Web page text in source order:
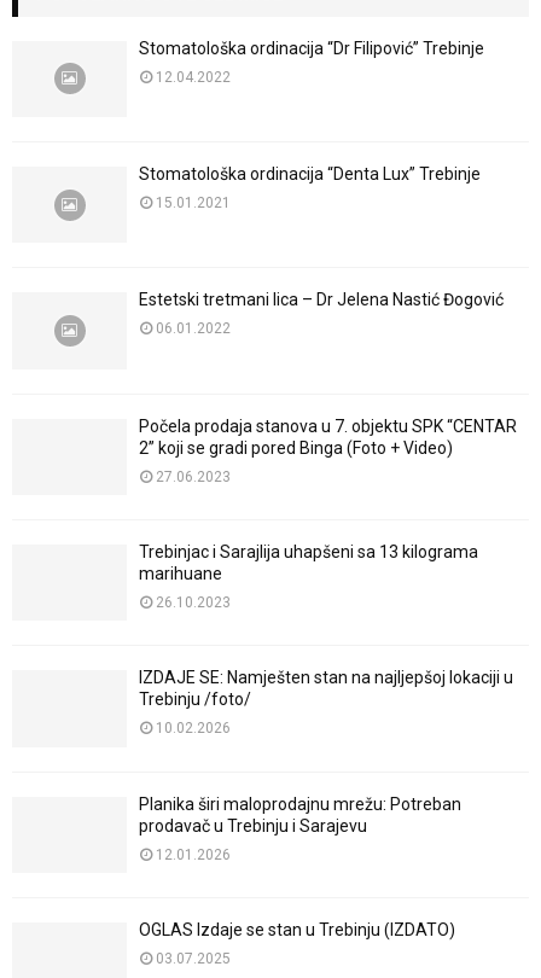
Stomatološka ordinacija “Dr Filipović” Trebinje
12.04.2022
Stomatološka ordinacija “Denta Lux” Trebinje
15.01.2021
Estetski tretmani lica – Dr Jelena Nastić Đogović
06.01.2022
Počela prodaja stanova u 7. objektu SPK “CENTAR
2” koji se gradi pored Binga (Foto + Video)
27.06.2023
Trebinjac i Sarajlija uhapšeni sa 13 kilograma
marihuane
26.10.2023
IZDAJE SE: Namješten stan na najljepšoj lokaciji u
Trebinju /foto/
10.02.2026
Planika širi maloprodajnu mrežu: Potreban
prodavač u Trebinju i Sarajevu
12.01.2026
OGLAS Izdaje se stan u Trebinju (IZDATO)
03.07.2025